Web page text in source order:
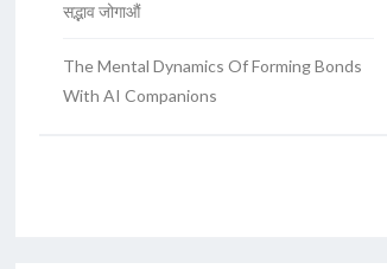
सद्भाव जोगाऔं
The Mental Dynamics Of Forming Bonds
With AI Companions